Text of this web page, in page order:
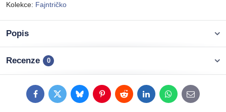
Kolekce: Fajntričko
Popis
Recenze 0
FacebookTwitterBlueskyPinterestRedditLinkedInWhatsApp
E-
mail